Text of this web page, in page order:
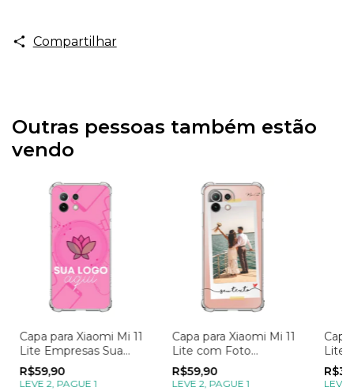
Compartilhar
Outras pessoas também estão
vendo
Capa para Xiaomi Mi 11
Lite Empresas Sua
Logo
R$59,90
LEVE 2, PAGUE 1
Capa para Xiaomi Mi 11
Lite com Foto
Momentos Polaroid
R$59,90
LEVE 2, PAGUE 1
Lite
LEVE